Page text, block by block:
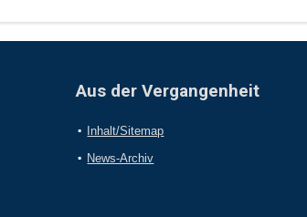
Aus der Vergangenheit
Inhalt/Sitemap
News-Archiv